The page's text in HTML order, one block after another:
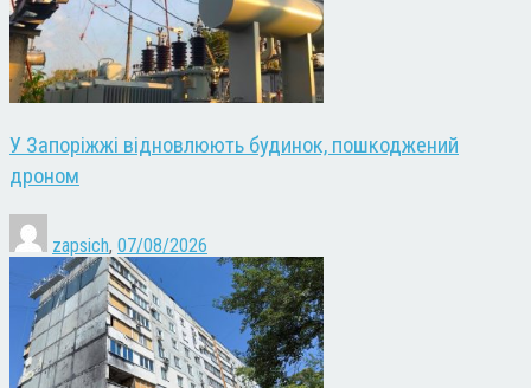
У Запоріжжі відновлюють будинок, пошкоджений
дроном
zapsich, 07/08/2026